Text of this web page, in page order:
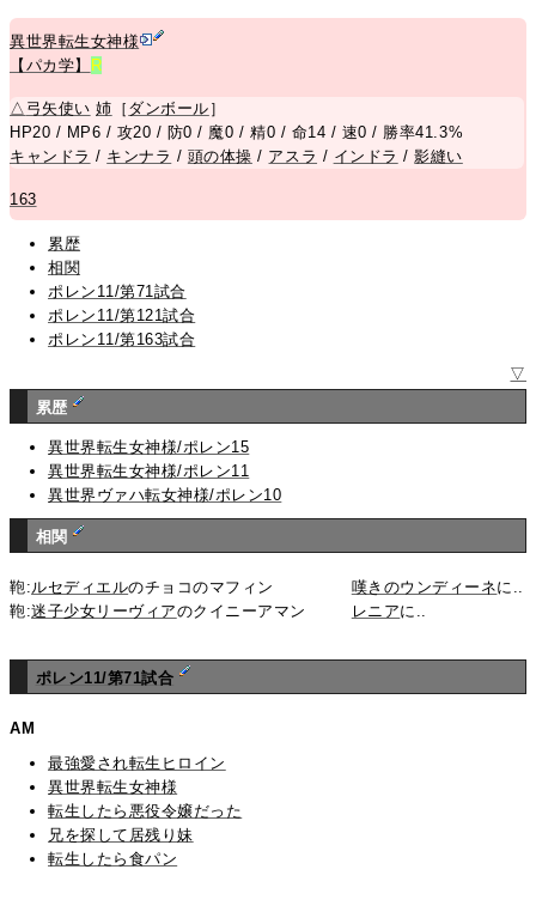
異世界転生女神様
【パカ学】
R
△ 弓矢使い 姉 ［ ダンボール ］
HP20 / MP6 / 攻20 / 防0 / 魔0 / 精0 / 命14 / 速0 / 勝率41.3%
キャンドラ / キンナラ / 頭の体操 / アスラ / インドラ /影縫い
163
累歴
相関
ポレン11/第71試合
ポレン11/第121試合
ポレン11/第163試合
▽
累歴
異世界転生女神様/ポレン15
異世界転生女神様/ポレン11
異世界ヴァハ転女神様/ポレン10
相関
鞄: ルセディエルのチョコのマフィン
鞄:迷子少女リーヴィアのクイニーアマン
嘆きのウンディーネに..
レニアに..
ポレン11/第71試合
AM
最強愛され転生ヒロイン
異世界転生女神様
転生したら悪役令嬢だった
兄を探して居残り妹
転生したら食パン